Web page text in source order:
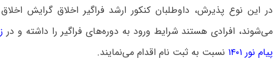
در این نوع پذیرش، داوطلبان کنکور ارشد فراگیر اخلاق گرایش
می‌شوند، افرادی هستند شرایط ورود به دوره‌های فراگیر را داشته و در
پیام نور ۱۴۰۱
نسبت به ثبت نام اقدام می‌نمایند.